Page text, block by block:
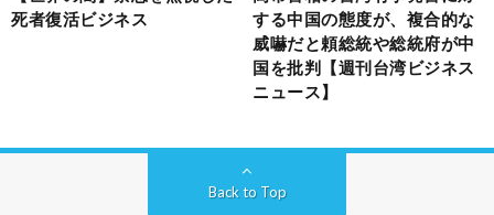
死者復活ビジネス
する中国の態度が、複合的な
威嚇だと頼総統や総統府が中
国を批判【週刊台湾ビジネス
ニュース】
Back to Top